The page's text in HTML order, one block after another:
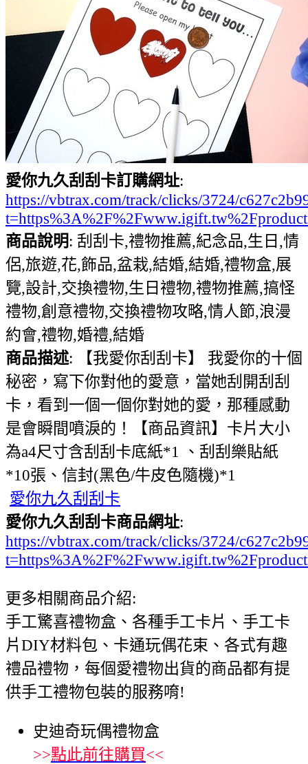
愛你九久刮刮卡訂購網址:
https://vbtrax.com/track/clicks/3724/
商品說明: 刮刮卡,禮物推薦,紀念品,生日,情
侶,旅遊,花,飾品,盆栽,結婚,結婚,禮物盒,展
覽,設計,交換禮物,生日禮物,禮物推薦,搞怪
禮物,創意禮物,交換禮物攻略,情人節,浪漫
約會,禮物,婚禮,結婚
商品描述: 【我愛你刮刮卡】 我愛你的十個
秘密，寫下你對他的愛意，當她刮開刮刮
卡，看到一個一個你對她的愛，那種感動
是會瞬間噴淚的！【商品資訊】卡片大小
為a4尺寸含刮刮卡底紙*1 、刮刮樂貼紙
*10張、信封(黑色/牛皮色隨機)*1
愛你九久刮刮卡
愛你九久刮刮卡商品網址:
https://vbtrax.com/track/clicks/3724/
更多相關商品介紹:
手工驚喜禮物盒、各種手工卡片、手工卡
片DIY材料包、卡通玩偶花束、各式有趣
禮品禮物，每個愛禮物出貨的商品都有提
供手工禮物包裝的服務唷!
史迪奇玩偶禮物盒
>>點此前往購買<<